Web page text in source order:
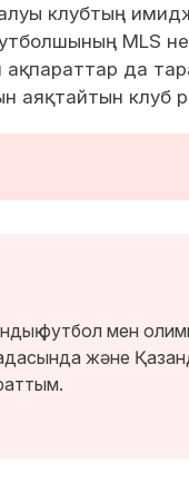
клубтың
MLS
ақпараттар да
клуб
футбол мен
және